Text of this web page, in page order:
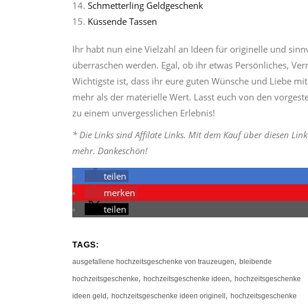
14. Schmetterling Geldgeschenk
15. Küssende Tassen
Ihr habt nun eine Vielzahl an Ideen für originelle und
überraschen werden. Egal, ob ihr etwas Persönliches,
Wichtigste ist, dass ihr eure guten Wünsche und Liebe
mehr als der materielle Wert. Lasst euch von den
zu einem unvergesslichen Erlebnis!
* Die Links sind Affilate Links. Mit dem Kauf über diesen
mehr. Dankeschön!
teilen
merken
teilen
TAGS:
ausgefallene hochzeitsgeschenke von trauzeugen, bleibende
hochzeitsgeschenke, hochzeitsgeschenke ideen, hochzeitsgeschenke
ideen geld , hochzeitsgeschenke ideen originell , hochzeitsgeschenke